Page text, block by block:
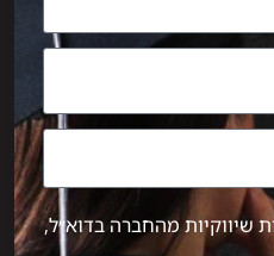
שיווקיות מהחברה בדוא״ל,